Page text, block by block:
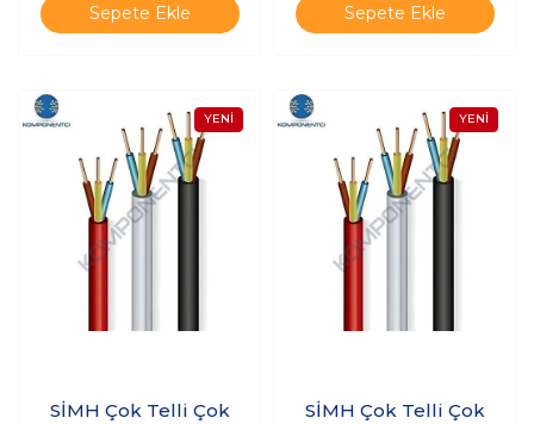
Sepete Ekle Sepete Ekle
SİMH Çok Telli Çok
SİMH Çok Telli Çok